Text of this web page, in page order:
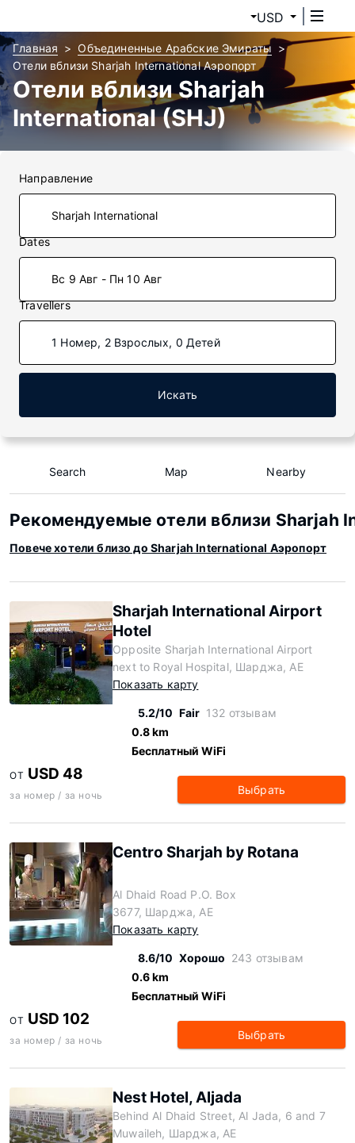
USD
Главная
Объединенные Арабские Эмираты
Отели вблизи Sharjah International Аэропорт
Отели вблизи Sharjah
International (SHJ)
Направление
Dates
Вс 9 Авг - Пн 10 Авг
Travellers
1 Номер, 2 Взрослых, 0 Детей
Искать
Search Map Nearby
Рекомендуемые отели вблизи Sharjah
Повече хотели близо до Sharjah International Аэропорт
Sharjah International Airport
Hotel
Opposite Sharjah International Airport
next to Royal Hospital, Шарджа, AE
Показать карту
5.2/10 Fair 132 отзывам
0.8 km
Бесплатный WiFi
ОТ USD 48
за номер / за ночь Выбрать
Centro Sharjah by Rotana
Al Dhaid Road P.O. Box
3677, Шарджа, AE
Показать карту
8.6/10 Хорошо 243 отзывам
0.6 km
Бесплатный WiFi
ОТ USD 102
за номер / за ночь Выбрать
Nest Hotel, Aljada
Behind Al Dhaid Street, Al Jada, 6 and 7
Muwaileh, Шарджа, AE